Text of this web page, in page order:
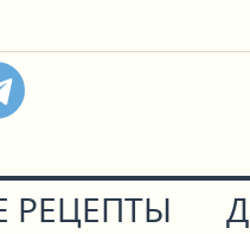
РЕЦЕПТЫ